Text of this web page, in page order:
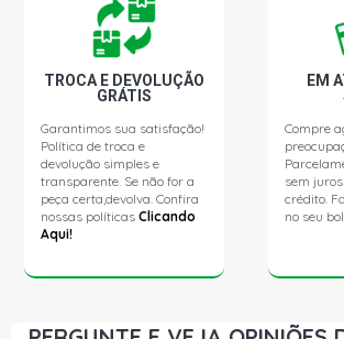
LAK1113 STD CAMINHAO 5.7 12V OM352
1988)
LAK2013 STD CAMINHAO 5.7 12V OM352
1983)
LK1113 STD CAMINHAO 5.7 12V OM352
TROCA E DEVOLUÇÃO
GRÁTIS
Garantimos sua satisfação!
Política de troca e
devolução simples e
transparente. Se não for a
peça certa,devolva. Confira
nossas políticasClicando
Aqui!
EM
Compre
sem
crédito.
no seu